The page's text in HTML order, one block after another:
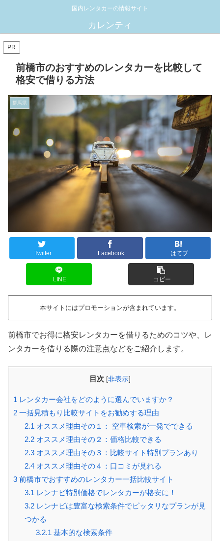
国内レンタカーの情報サイト
カレンティ
PR
前橋市のおすすめのレンタカーを比較して
格安で借りる方法
群馬県
Twitter Facebook はてブ
LINE コピー
本サイトにはプロモーションが含まれています。
前橋市でお得に格安レンタカーを借りるためのコツや、レ
ンタカーを借りる際の注意点などをご紹介します。
目次 [非表示]
1 レンタカー会社をどのように選んでいますか？
2 一括見積もり比較サイトをお勧めする理由
2.1オススメ理由その１： 空車検索が一発でできる
2.2オススメ理由その２：価格比較できる
2.3オススメ理由その３：比較サイト特別プランあり
2.4オススメ理由その４：口コミが見れる
3 前橋市でおすすめのレンタカー一括比較サイト
3.1レンナビ特別価格でレンタカーが格安に！
3.2レンナビは豊富な検索条件でピッタリなプランが見
つかる
3.2.1基本的な検索条件